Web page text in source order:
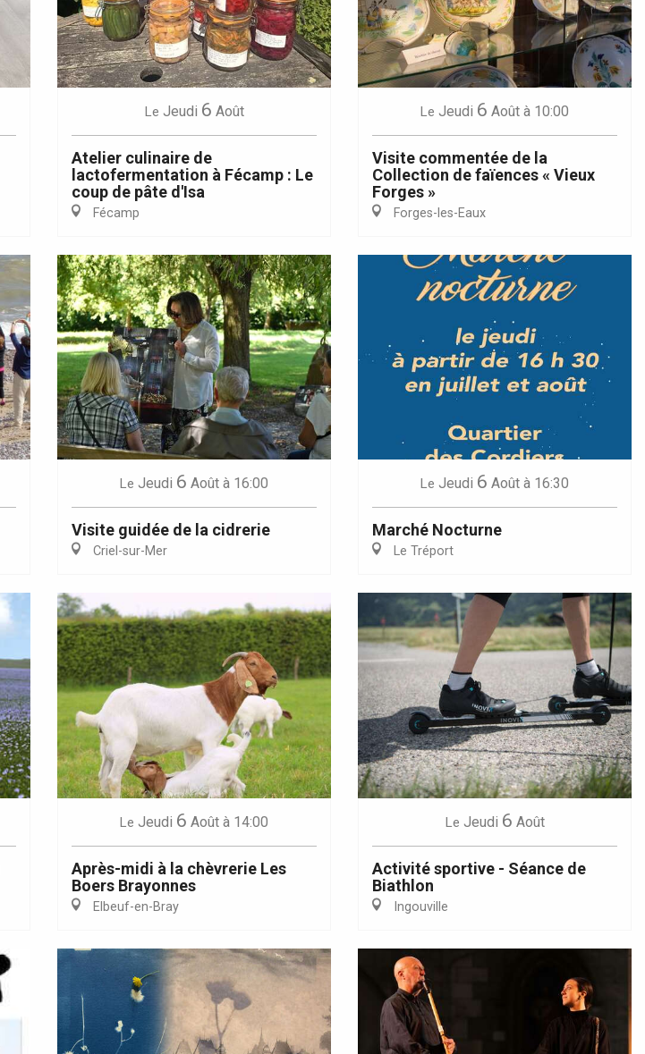
Le Jeudi 6 Août
Atelier culinaire de
lactofermentation à Fécamp : Le
coup de pâte d'Isa
Fécamp
Le Jeudi 6 Août à 10:00
Visite commentée de la
Collection de faïences « Vieux
Forges »
Forges-les-Eaux
Le Jeudi 6 Août à 16:00
Visite guidée de la cidrerie
Criel-sur-Mer
Le Jeudi 6 Août à 16:30
Marché Nocturne
Le Tréport
Le Jeudi 6 Août à 14:00
Après-midi à la chèvrerie Les
Boers Brayonnes
Elbeuf-en-Bray
Le Jeudi 6 Août
Activité sportive - Séance de
Biathlon
Ingouville